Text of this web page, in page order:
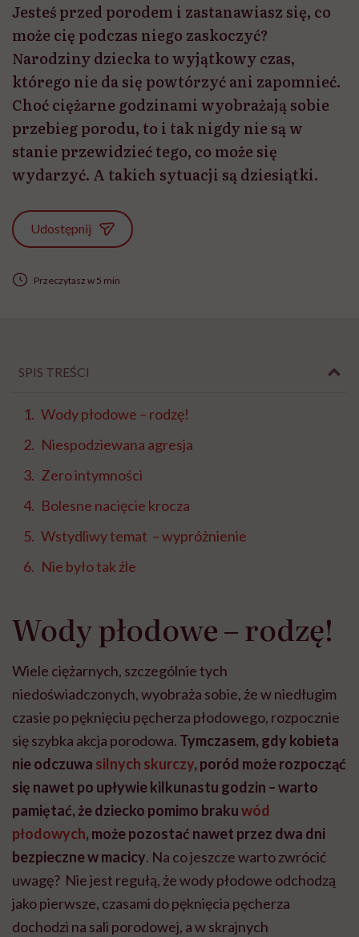
Jesteś przed porodem i zastanawiasz się, co
może cię podczas niego zaskoczyć?
Narodziny dziecka to wyjątkowy czas,
którego nie da się powtórzyć ani zapomnieć.
Choć ciężarne godzinami wyobrażają sobie
przebieg porodu, to i tak nigdy nie są w
stanie przewidzieć tego, co może się
wydarzyć. A takich sytuacji są dziesiątki.
Udostępnij
Przeczytasz w 5 min
SPIS TREŚCI
Wody płodowe – rodzę!
Niespodziewana agresja
Zero intymności
Bolesne nacięcie krocza
Wstydliwy temat – wypróżnienie
Nie było tak źle
Wody płodowe – rodzę!
Wiele ciężarnych, szczególnie tych
niedoświadczonych, wyobraża sobie, że w niedługim
czasie po pęknięciu pęcherza płodowego, rozpocznie
się szybka akcja porodowa. Tymczasem, gdy kobieta
nie odczuwa silnych skurczy, poród może rozpocząć
się nawet po upływie kilkunastu godzin – warto
pamiętać, że dziecko pomimo brakuwód
płodowych, może pozostać nawet przez dwa dni
bezpieczne w macicy. Na co jeszcze warto zwrócić
uwagę? Nie jest regułą, że wody płodowe odchodzą
jako pierwsze, czasami do pęknięcia pęcherza
dochodzi na sali porodowej, a w skrajnych